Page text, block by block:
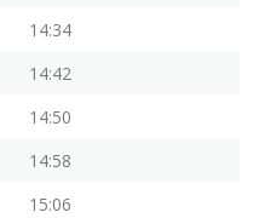
14:34
14:42
14:50
14:58
15:06